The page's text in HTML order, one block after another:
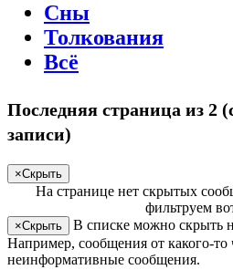
Сны
Толкования
Всё
Последняя страница из 2
записи)
×Скрыть
На странице нет скрытых
фильтруем
×Скрыть
В списке можно скрыть
Например, сообщения от какого-
неинформативные сообщения.